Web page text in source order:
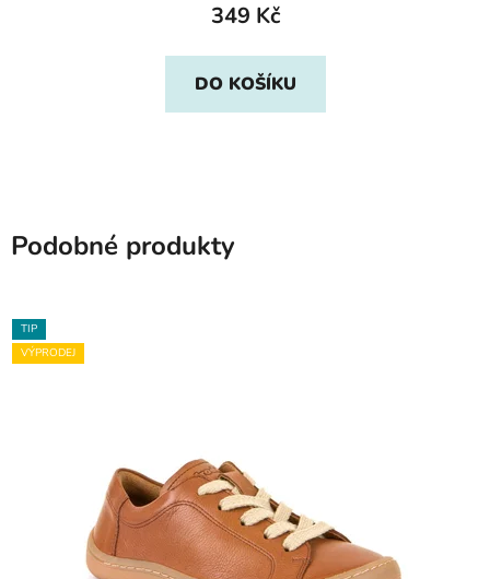
349 Kč
DO KOŠÍKU
Podobné produkty
TIP
VÝPRODEJ